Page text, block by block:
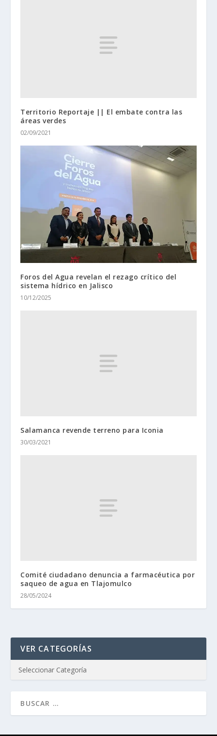
Territorio Reportaje || El embate contra las
áreas verdes
02/09/2021
Foros del Agua revelan el rezago crítico del
sistema hídrico en Jalisco
10/12/2025
Salamanca revende terreno para Iconia
30/03/2021
Comité ciudadano denuncia a farmacéutica por
saqueo de agua en Tlajomulco
28/05/2024
VER CATEGORÍAS